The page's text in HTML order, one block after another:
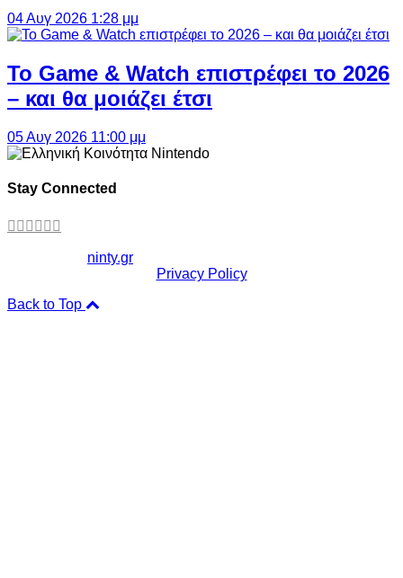
04 Αυγ 2026 1:28 μμ
Το Game & Watch επιστρέφει το 2026
– και θα μοιάζει έτσι
05 Αυγ 2026 11:00 μμ
Stay Connected
ninty.gr
Privacy Policy
Back to Top